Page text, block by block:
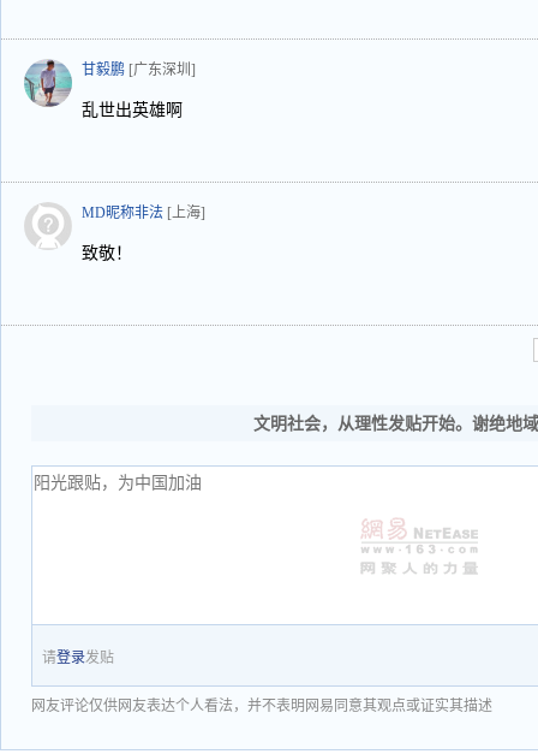
甘毅鹏 [广东深圳]
乱世出英雄啊
MD昵称非法 [上海]
致敬！
文明社会，从理性发贴开始。谢绝地
请登录发贴
网友评论仅供网友表达个人看法，并不表明网易同意其观点或证实其描述